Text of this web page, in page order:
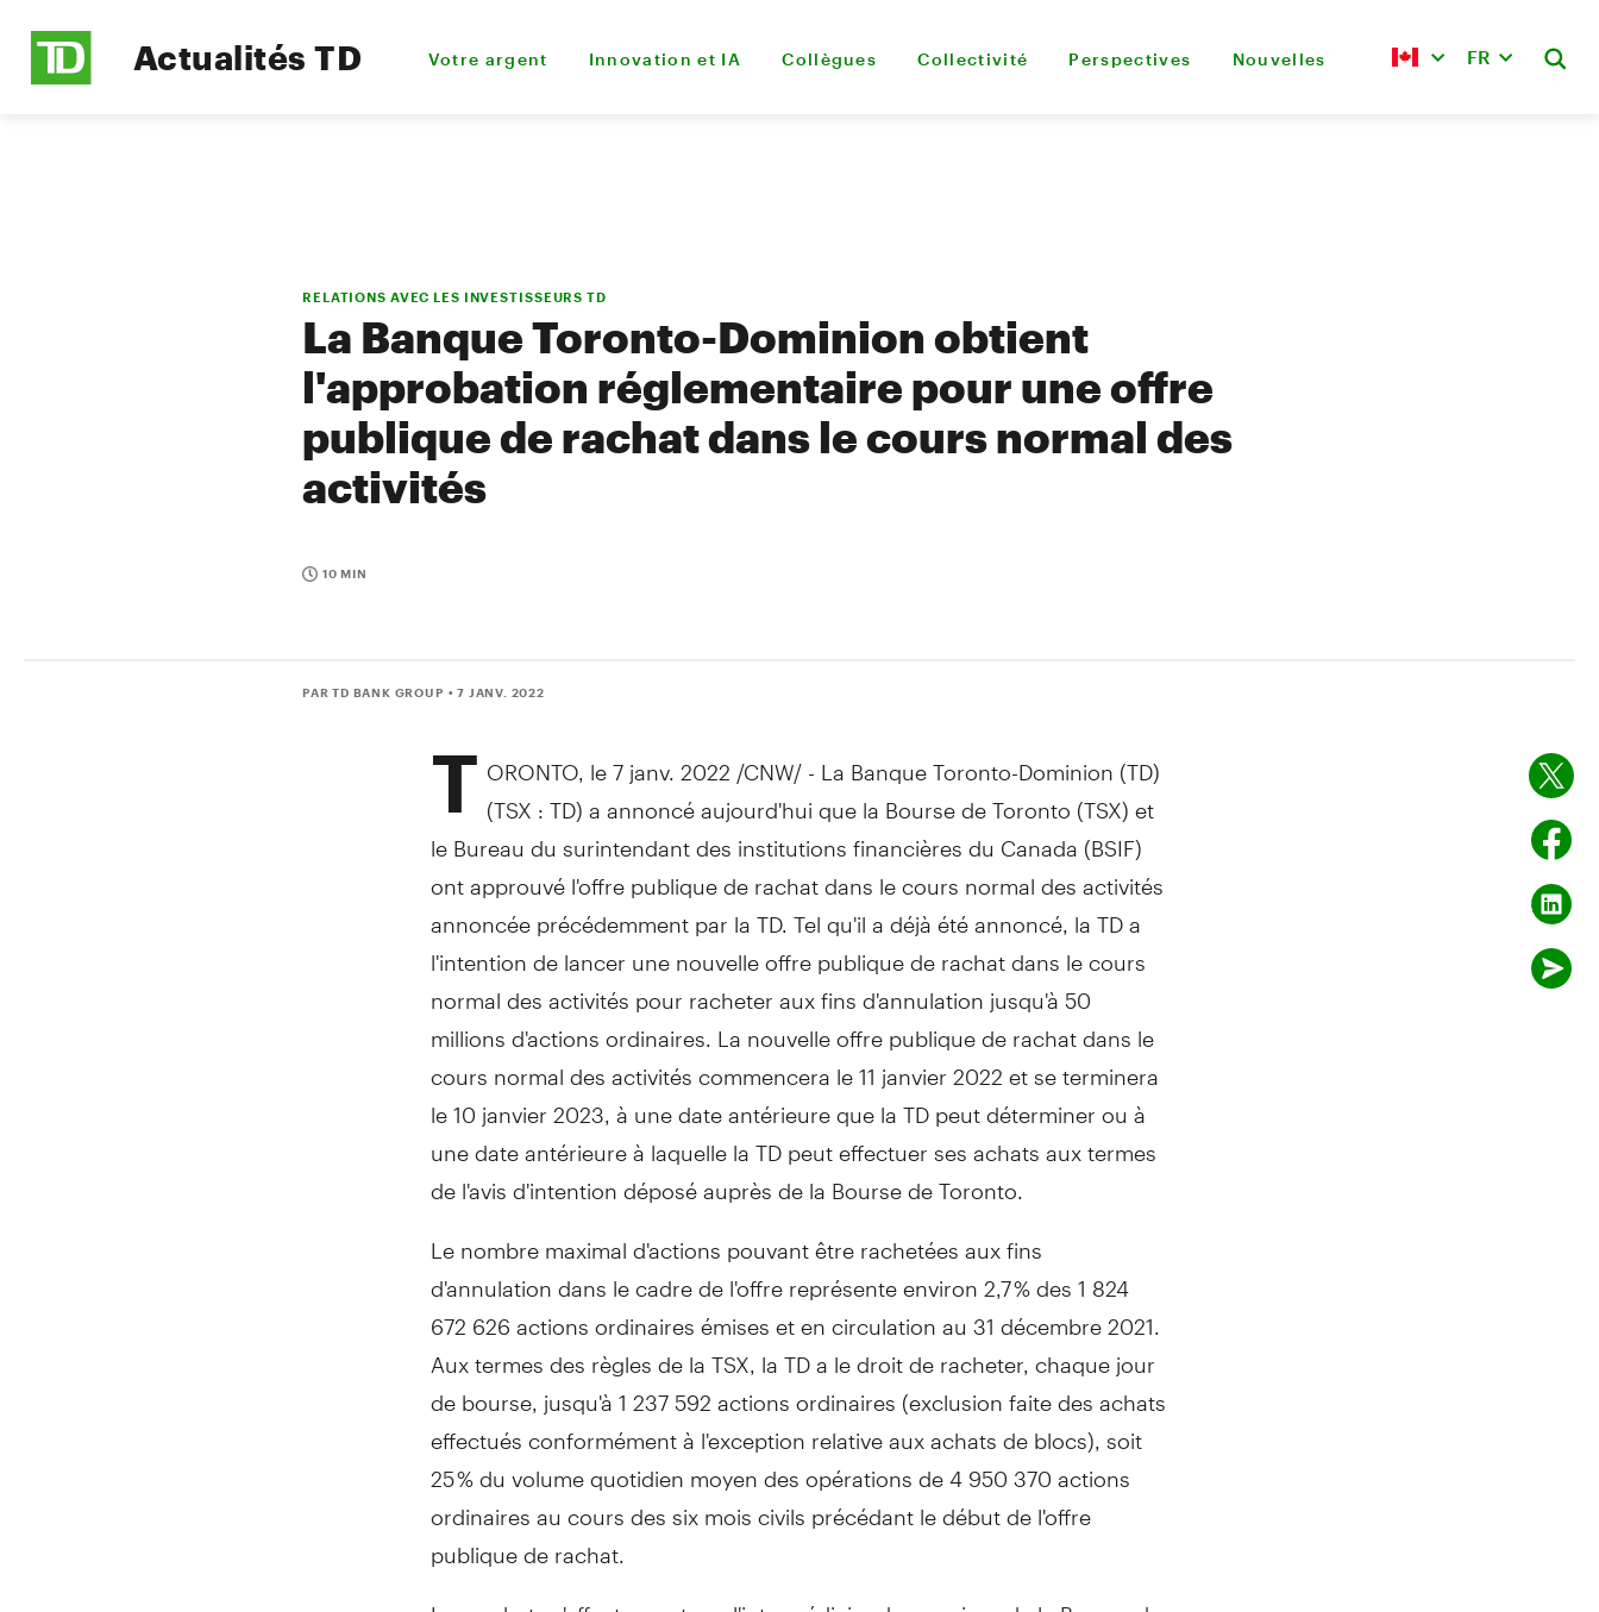
Actualités TD Votre argent Innovation et IA Collègues Collectivité Perspectives Nouvelles FR
RELATIONS AVEC LES INVESTISSEURS TD
La Banque Toronto-Dominion obtient
l'approbation réglementaire pour une offre
publique de rachat dans le cours normal des
activités
10 MIN
PAR TD BANK GROUP • 7 JANV. 2022
T ORONTO, le 7 janv. 2022 /CNW/ - La Banque Toronto-Dominion (TD)
(TSX : TD) a annoncé aujourd'hui que la Bourse deToronto(TSX) et
le Bureau du surintendant des institutions financières du Canada(BSIF)
ont approuvé l'offre publique de rachat dans le cours normal des activités
annoncée précédemment par la TD. Tel qu'il a déjà été annoncé, la TD a
l'intention de lancer une nouvelle offre publique de rachat dans le cours
normal des activités pour racheter aux fins d'annulation jusqu'à 50
millions d'actions ordinaires. La nouvelle offre publique de rachat dans le
cours normal des activités commencera le 11 janvier2022 etse terminera
le 10 janvier 2023, à une date antérieure que la TD peut déterminer ou à
une date antérieure à laquelle la TD peut effectuer ses achats aux termes
de l'avis d'intention déposé auprès de la Bourse deToronto
Le nombre maximal d'actions pouvant être rachetées aux fins
d'annulation dans le cadre de l'offre représente environ 2,7 % des 1 824
672 626 actions ordinaires émises et en circulation au 31 décembre 2021.
Aux termes des règles de la TSX, la TD a le droit de racheter, chaque jour
de bourse, jusqu'à 1 237 592 actions ordinaires (exclusion faite des achats
effectués conformément à l'exception relative aux achats de blocs), soit
25 % du volume quotidien moyen des opérations de 4 950 370 actions
ordinaires au cours des six mois civils précédant le début de l'offre
publique de rachat.